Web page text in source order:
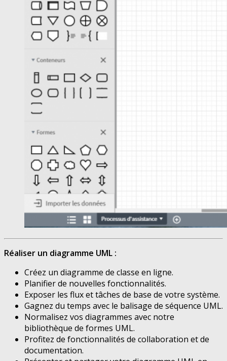
Réaliser un diagramme UML :
Créez un diagramme de classe en ligne.
Planifier de nouvelles fonctionnalités.
Exposer les flux et tâches de base de votre système.
Gagnez du temps avec le balisage de séquence UML.
Normalisez vos diagrammes avec notre
bibliothèque de formes UML.
Profitez de fonctionnalités de collaboration et de
documentation.